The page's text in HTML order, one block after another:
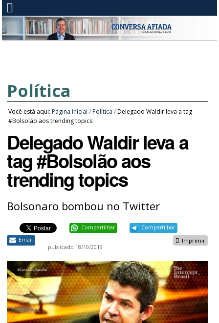
Política
Você está aqui: Página Inicial / Política /Delegado Waldir leva a tag
#Bolsolão aos trending topics
Delegado Waldir leva a
tag #Bolsolão aos
trending topics
Bolsonaro bombou no Twitter
Compartilhar
Compartilhar
Email
Imprimir
publicado 18/10/2019